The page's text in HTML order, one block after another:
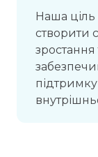
Наша ціль
створити